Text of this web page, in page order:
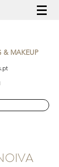
& MAKEUP